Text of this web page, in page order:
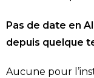
Pas de date en
depuis quelque
Aucune pour